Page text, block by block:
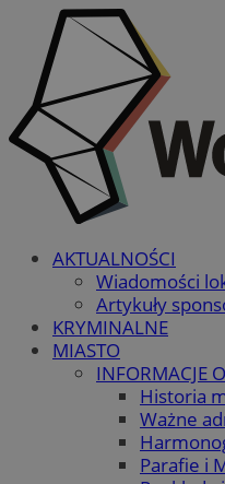
AKTUALNOŚCI
Wiadomości
Artykuły
KRYMINALNE
MIASTO
INFORMACJE
Historia
Ważne
Parafie i